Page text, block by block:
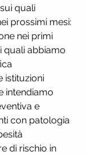
quali
prossimi mesi:
nei primi
quali abbiamo
istituzioni
intendiamo
e
con patologia
di rischio in